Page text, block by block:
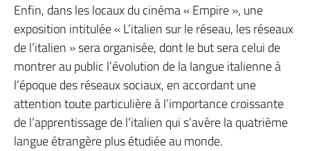
Enfin, dans les locaux du cinéma « Empire », une
exposition intitulée « L’italien sur le réseau, les réseaux
de l’italien » sera organisée, dont le but sera celui de
montrer au public l’évolution de la langue italienne à
l’époque des réseaux sociaux, en accordant une
attention toute particulière à l’importance croissante
de l’apprentissage de l’italien qui s’avère la quatrième
langue étrangère plus étudiée au monde.